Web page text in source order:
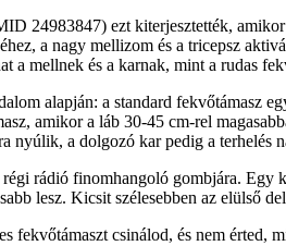
24983847) ezt kiterjesztették,
a nagy mellizom és a tricepsz
a mellnek és a karnak, mint a rudas
alapján: a standard fekvőtámasz
amikor a láb 30-45 cm-rel
nyúlik, a dolgozó kar pedig a terhelés
rádió finomhangoló gombjára. Egy
lesz. Kicsit szélesebben az elülső
fekvőtámaszt csinálod, és nem érted,